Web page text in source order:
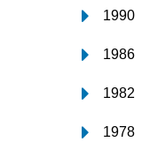
1990
1986
1982
1978